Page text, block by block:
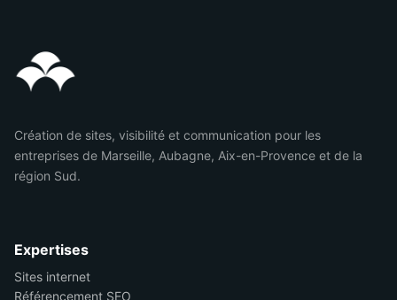
Création de sites, visibilité et communication pour les
entreprises de Marseille, Aubagne, Aix-en-Provence et de la
région Sud.
Expertises
Sites internet
Référencement SEO